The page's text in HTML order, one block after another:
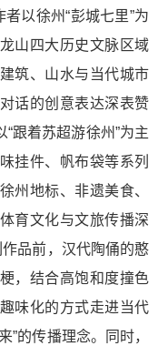
以徐州“彭城七里”为
山四大历史文脉区域
筑、山水与当代城市
话的创意表达深表赞
“跟着苏超游徐州”为主
挂件、帆布袋等系列
州地标、非遗美食、
育文化与文旅传播深
作品前，汉代陶俑的憨
，结合高饱和度撞色
味化的方式走进当代
”的传播理念。同时，